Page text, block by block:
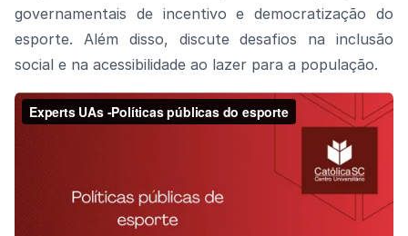
governamentais de incentivo e democratização do
esporte. Além disso, discute desafios na inclusão
social e na acessibilidade ao lazer para a população.
Assista o vídeo